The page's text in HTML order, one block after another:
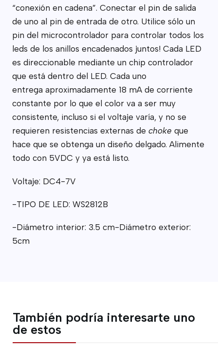
“conexión en cadena”. Conectar el pin de salida
de uno al pin de entrada de otro. Utilice sólo un
pin del microcontrolador para controlar todos los
leds de los anillos encadenados juntos! Cada LED
es direccionable mediante un chip controlador
que está dentro del LED. Cada uno
entrega aproximadamente 18 mA de corriente
constante por lo que el color va a ser muy
consistente, incluso si el voltaje varía, y no se
requieren resistencias externas de choke que
hace que se obtenga un diseño delgado. Alimente
todo con 5VDC y ya está listo.
Voltaje: DC4-7V
-TIPO DE LED: WS2812B
-Diámetro interior: 3.5 cm-Diámetro exterior:
5cm
También podría interesarte uno
de estos